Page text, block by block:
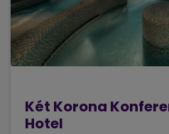
Két Korona
Hotel